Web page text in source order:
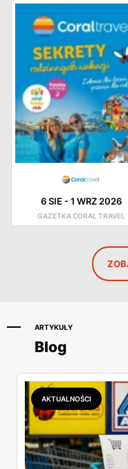
6 SIE -1 WRZ 2026
GAZETKA CORAL TRAVEL
ARTYKUŁY
Blog
AKTUALNOŚCI